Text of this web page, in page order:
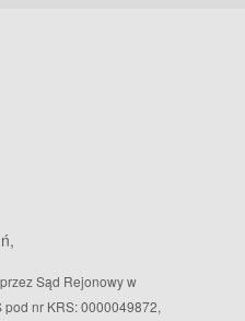
Sąd Rejonowy w
pod nr KRS: 0000049872,